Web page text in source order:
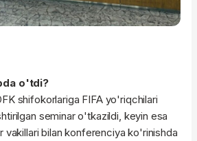
o'tdi?
shifokorlariga FIFA yo'riqchilari
seminar o'tkazildi, keyin esa
vakillari bilan konferenciya ko'rinishda